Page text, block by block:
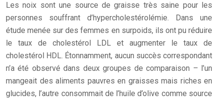
Les noix sont une source de graisse très saine pour les
personnes souffrant d’hypercholestérolémie. Dans une
étude menée sur des femmes en surpoids, ils ont pu réduire
le taux de cholestérol LDL et augmenter le taux de
cholestérol HDL. Étonnamment, aucun succès correspondant
n’a été observé dans deux groupes de comparaison – l’un
mangeait des aliments pauvres en graisses mais riches en
glucides, l’autre consommait de l’huile d’olive comme source